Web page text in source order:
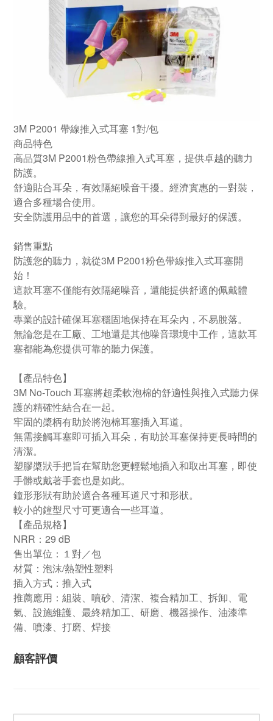
3M P2001 帶線推入式耳塞 1對/包
商品特色
高品質3M P2001粉色帶線推入式耳塞，提供卓越的聽力
防護。
舒適貼合耳朵，有效隔絕噪音干擾。經濟實惠的一對裝，
適合多種場合使用。
安全防護用品中的首選，讓您的耳朵得到最好的保護。
銷售重點
防護您的聽力，就從3M P2001粉色帶線推入式耳塞開
始！
這款耳塞不僅能有效隔絕噪音，還能提供舒適的佩戴體
驗。
專業的設計確保耳塞穩固地保持在耳朵內，不易脫落。
無論您是在工廠、工地還是其他噪音環境中工作，這款耳
塞都能為您提供可靠的聽力保護。
【產品特色】
3M No-Touch 耳塞將超柔軟泡棉的舒適性與推入式聽力保
護的精確性結合在一起。
牢固的槳柄有助於將泡棉耳塞插入耳道。
無需接觸耳塞即可插入耳朵，有助於耳塞保持更長時間的
清潔。
塑膠槳狀手把旨在幫助您更輕鬆地插入和取出耳塞，即使
手髒或戴著手套也是如此。
鐘形形狀有助於適合各種耳道尺寸和形狀。
較小的鐘型尺寸可更適合一些耳道。
【產品規格】
NRR：29 dB
售出單位：１對／包
材質：泡沫/熱塑性塑料
插入方式：推入式
推薦應用：組裝、噴砂、清潔、複合精加工、拆卸、電
氣、設施維護、最終精加工、研磨、機器操作、油漆準
備、噴漆、打磨、焊接
顧客評價